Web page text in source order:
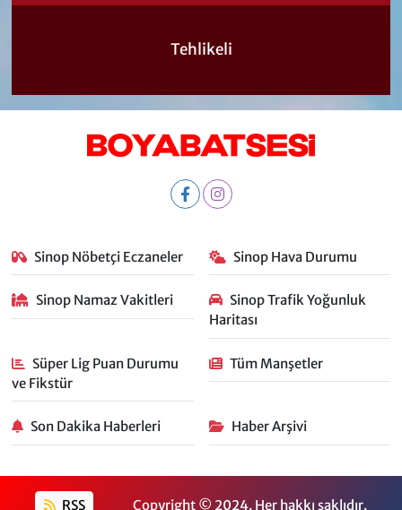
Tehlikeli
Sinop Nöbetçi Eczaneler Sinop Hava Durumu
Sinop Namaz Vakitleri
Sinop Trafik Yoğunluk
Haritası
Süper Lig Puan Durumu
ve Fikstür
Tüm Manşetler
Son Dakika Haberleri Haber Arşivi
RSS Copyright © 2024. Her hakkı saklıdır.